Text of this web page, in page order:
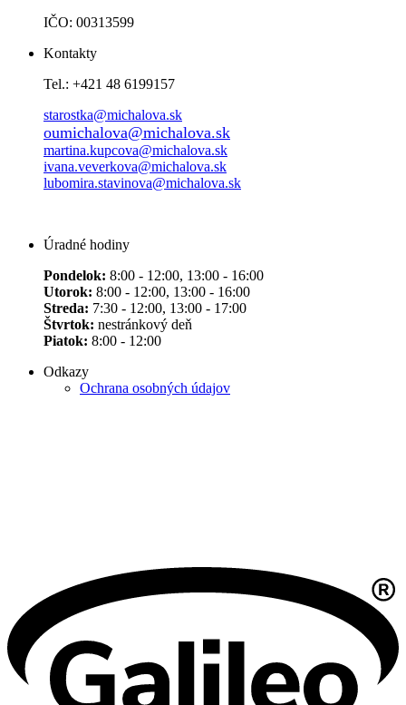
IČO: 00313599
Kontakty
Tel.: +421 48 6199157
starostka@michalova.sk
oumichalova@michalova.sk
martina.kupcova@michalova.sk
ivana.veverkova@michalova.sk
lubomira.stavinova@michalova.sk
Úradné hodiny
Pondelok: 8:00 - 12:00, 13:00 - 16:00
Utorok: 8:00 - 12:00, 13:00 - 16:00
Streda: 7:30 - 12:00, 13:00 - 17:00
Štvrtok: nestránkový deň
Piatok: 8:00 - 12:00
Odkazy
Ochrana osobných údajov